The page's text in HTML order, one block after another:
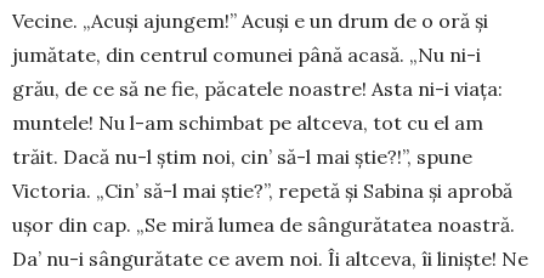
Vecine. „Acuși ajun­gem!” Acuși e un drum de o oră și
jumă­tate, din centrul comunei până acasă. „Nu ni-i
grău, de ce să ne fie, păcatele noas­tre! Asta ni-i viața:
muntele! Nu l-am schimbat pe altceva, tot cu el am
trăit. Dacă nu-l știm noi, cin’ să-l mai știe?!”, spune
Victoria. „Cin’ să-l mai știe?”, re­petă și Sabina și aprobă
ușor din cap. „Se miră lumea de sângurătatea noas­tră.
Da’ nu-i sân­gurătate ce avem noi. Îi altceva, îi liniș­te! Ne